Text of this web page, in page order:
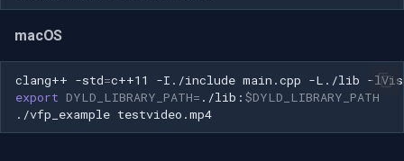
macOS
clang++ -std=c++11 -I./include main.cpp -L./lib -
export DYLD_LIBRARY_PATH= ./lib: $DYLD_LIBRARY_PATH
./vfp_example